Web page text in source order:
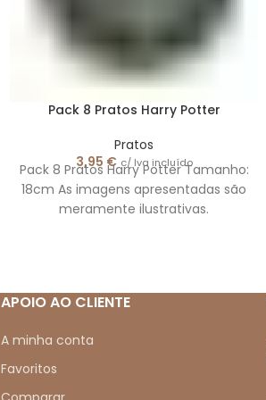
Pack 8 Pratos Harry Potter
Pratos
3,95 € c/ Iva incluído
Pack 8 Pratos Harry Potter Tamanho:
18cm As imagens apresentadas são
meramente ilustrativas.
APOIO AO CLIENTE
A minha conta
Favoritos